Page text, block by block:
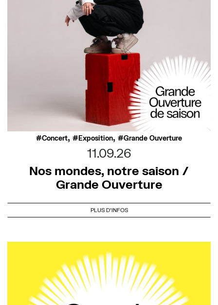
Concert, Exposition, Grande Ouverture
11.09.26
Nos mondes, notre saison /
Grande Ouverture
PLUS D'INFOS